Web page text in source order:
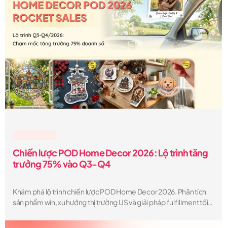
Chiến lược POD Home Decor 2026: Lộ trình tăng
trưởng 75% vào Q3-Q4
Khám phá lộ trình chiến lược POD Home Decor 2026. Phân tích
sản phẩm win, xu hướng thị trường US và giải pháp fulfillment tối